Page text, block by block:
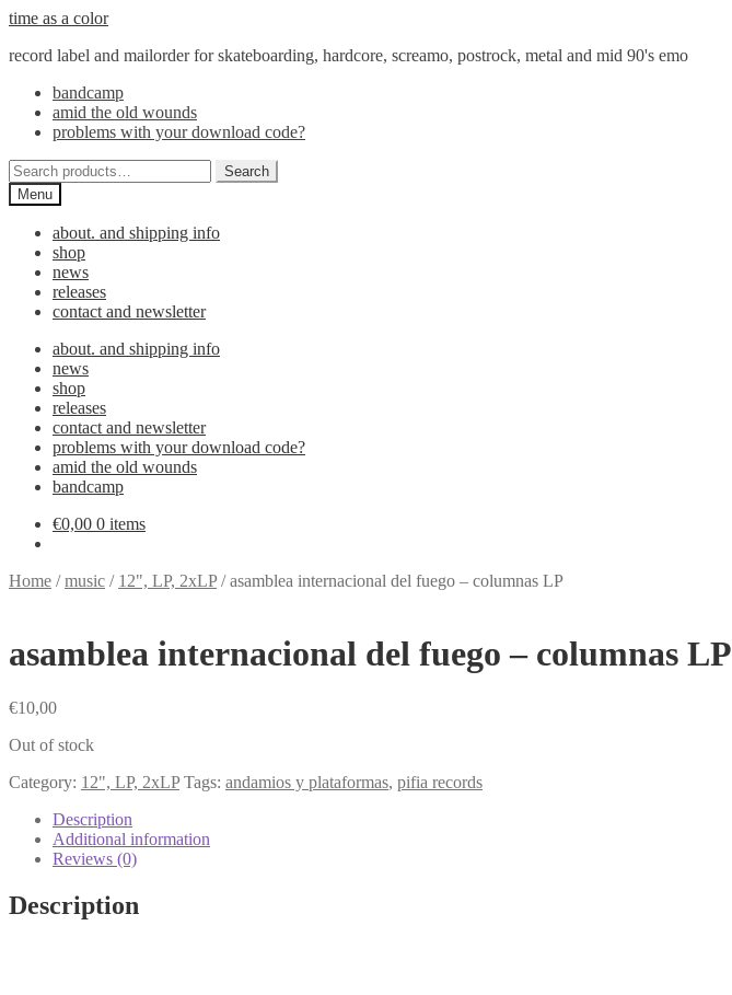
Skip
navigation
Skip
content
time as a color
record label and mailorder for skateboarding, hardcore, screamo, postrock, metal and mid 90's emo
bandcamp
amid the old wounds
problems with your download code?
Search
for:
Search
Menu
about. and shipping info
shop
news
releases
contact and newsletter
about. and shipping info
news
shop
releases
contact and newsletter
problems with your download code?
amid the old wounds
bandcamp
€0,00 0 items
Home /music / 12", LP, 2xLP/asamblea internacional del fuego – columnas LP
asamblea internacional del fuego – columnas LP
€10,00
Out of stock
Category: 12", LP, 2xLP Tags: andamios y plataformas, pifia records
Description
Additional information
Reviews (0)
Description